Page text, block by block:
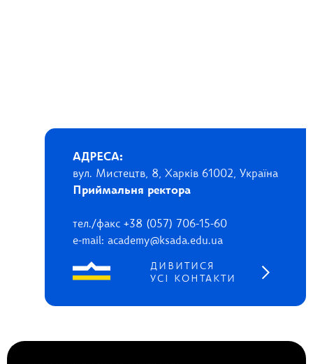
АДРЕСА:
вул. Мистецтв, 8, Харків 61002, Україна
Приймальня ректора
тел./факс +38 (057) 706-15-60
e-mail: academy@ksada.edu.ua
ДИВИТИСЯ
УСІ КОНТАКТИ